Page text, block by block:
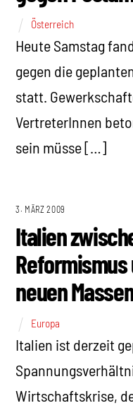
Österreich
Heute Samstag
gegen die
statt.
VertreterInnen
sein müsse […]
3. MÄRZ 2009
Italien
neuen
Europa
Italien ist derzeit
Wirtschaftskrise,